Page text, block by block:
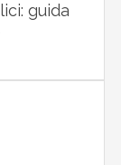
guida